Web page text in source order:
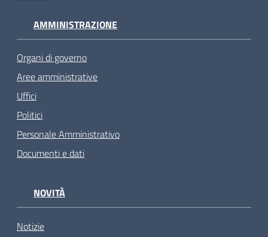
AMMINISTRAZIONE
Organi di governo
Aree amministrative
Uffici
Politici
Personale Amministrativo
Documenti e dati
NOVITÀ
Notizie